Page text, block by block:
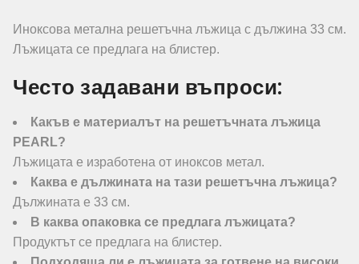
Иноксова метална решетъчна лъжица с дължина 33 см.
Лъжицата се предлага на блистер.
Често задавани въпроси:
Какъв е материалът на решетъчната лъжица
PEARL?
Лъжицата е изработена от иноксов метал.
Каква е дължината на тази решетъчна лъжица?
Дължината е 33 см.
В каква опаковка се предлага лъжицата?
Продуктът се предлага на блистер.